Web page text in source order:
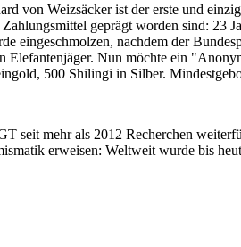
Weizsäcker ist der erste und
geprägt worden sind: 23
eingeschmolzen, nachdem der
Nun möchte ein
500 Shilingi in Silber.
mehr als 2012 Recherchen
erweisen: Weltweit wurde bis